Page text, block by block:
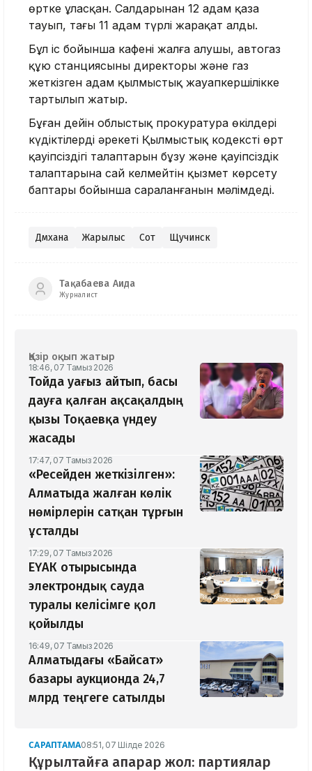
өртке ұласқан. Салдарынан 12 адам қаза
тауып, тағы 11 адам түрлі жарақат алды.
Бұл іс бойынша кафені жалға алушы, автогаз
құю станциясының директоры және газ
жеткізген адам қылмыстық жауапкершілікке
тартылып жатыр.
Бұған дейін облыстық прокуратура өкілдері
күдіктілердің әрекеті Қылмыстық кодекстің өрт
қауіпсіздігі талаптарын бұзу және қауіпсіздік
талаптарына сай келмейтін қызмет көрсету
баптары бойынша сараланғанын мәлімдеді.
Дәмхана Жарылыс Сот Щучинск
Тақабаева Аида
Журналист
Қазір оқып жатыр
18:46, 07 Тамыз 2026
Тойда уағыз айтып, басы
дауға қалған ақсақалдың
қызы Тоқаевқа үндеу
жасады
17:47, 07 Тамыз 2026
«Ресейден жеткізілген»:
Алматыда жалған көлік
нөмірлерін сатқан тұрғын
ұсталды
17:29, 07 Тамыз 2026
ЕҮАК отырысында
электрондық сауда
туралы келісімге қол
қойылды
16:49, 07 Тамыз 2026
Алматыдағы «Байсат»
базары аукционда 24,7
млрд теңгеге сатылды
САРАПТАМА08:51, 07 Шілде 2026
Құрылтайға апарар жол: партиялар